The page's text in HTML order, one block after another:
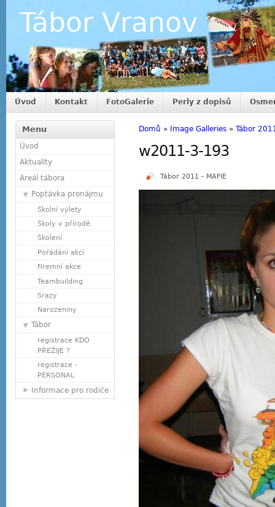
Tábor Vranov
Úvod Kontakt FotoGalerie Perly z dopisů
Menu
Úvod
Aktuality
Areál tábora
Poptávka pronájmu
Školní výlety
Školy v přírodě
Školení
Pořádání akcí
Firemní akce
Teambuilding
Srazy
Narozeniny
Tábor
registrace KDO
PŘEŽIJE ?
registrace -
PERSONAL
Informace pro rodiče
Domů » Image Galleries » Tábor
w2011-3-193
Tábor 2011 - MAFIE